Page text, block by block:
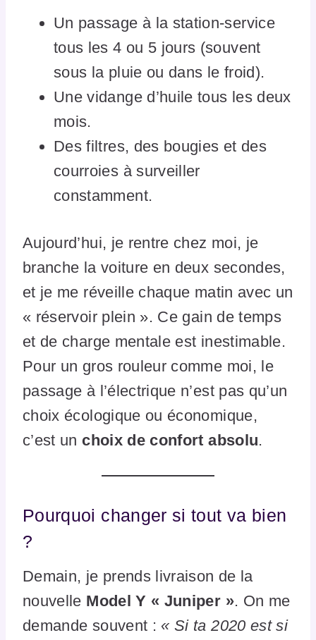
Un passage à la station-service
tous les 4 ou 5 jours (souvent
sous la pluie ou dans le froid).
Une vidange d’huile tous les deux
mois.
Des filtres, des bougies et des
courroies à surveiller
constamment.
Aujourd’hui, je rentre chez moi, je
branche la voiture en deux secondes,
et je me réveille chaque matin avec un
« réservoir plein ». Ce gain de temps
et de charge mentale est inestimable.
Pour un gros rouleur comme moi, le
passage à l’électrique n’est pas qu’un
choix écologique ou économique,
c’est un choix de confort absolu.
Pourquoi changer si tout va bien
?
Demain, je prends livraison de la
nouvelle Model Y « Juniper ». On me
demande souvent : « Si ta 2020 est si